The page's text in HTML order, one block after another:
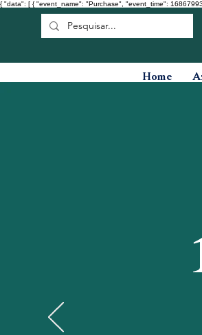
{ "data": [ { "event_name": "Purchase", "event_time":
Home